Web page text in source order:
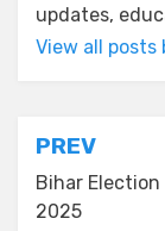
updates,
View all posts
PREV
Bihar Election
2025